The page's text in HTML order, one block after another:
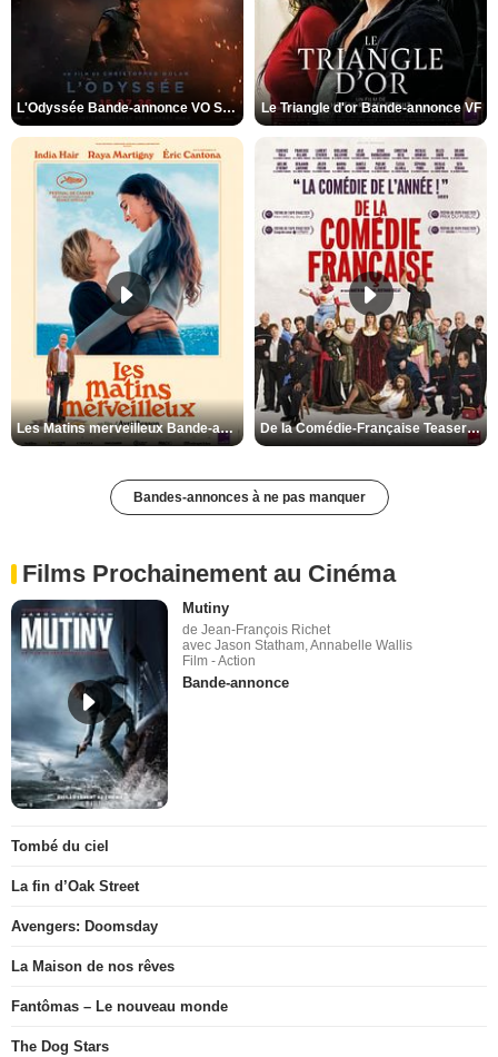
L'Odyssée Bande-annonce VO STFR Le Triangle d'or Bande-annonce VF
Les Matins merveilleux Bande-annonce VF De la Comédie-Française Teaser VF
Bandes-annonces à ne pas manquer
Films Prochainement au Cinéma
Mutiny
de Jean-François Richet
avec Jason Statham, Annabelle Wallis
Film - Action
Bande-annonce
Tombé du ciel
La fin d’Oak Street
Avengers: Doomsday
La Maison de nos rêves
Fantômas – Le nouveau monde
The Dog Stars